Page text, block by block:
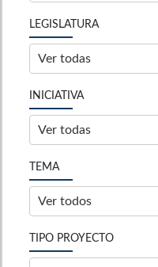
LEGISLATURA
Ver todas
INICIATIVA
Ver todas
TEMA
Ver todos
TIPO PROYECTO